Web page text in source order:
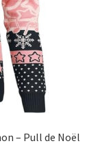
– Pull de Noël